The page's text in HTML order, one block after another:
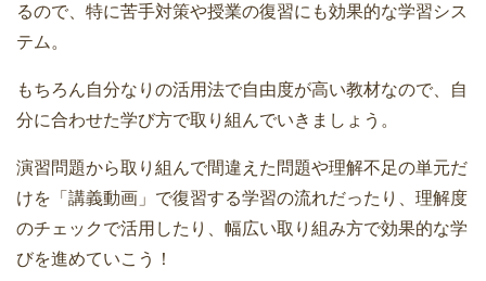
るので、特に苦手対策や授業の復習にも効果的な学習シス
テム。
もちろん自分なりの活用法で自由度が高い教材なので、自
分に合わせた学び方で取り組んでいきましょう。
演習問題から取り組んで間違えた問題や理解不足の単元だ
けを「講義動画」で復習する学習の流れだったり、理解度
のチェックで活用したり、幅広い取り組み方で効果的な学
びを進めていこう！